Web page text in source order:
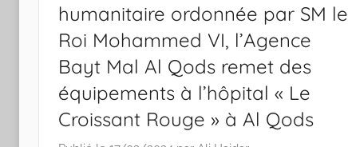
humanitaire ordonnée par SM le
Roi Mohammed VI, l’Agence
Bayt Mal Al Qods remet des
équipements à l’hôpital « Le
Croissant Rouge » à Al Qods